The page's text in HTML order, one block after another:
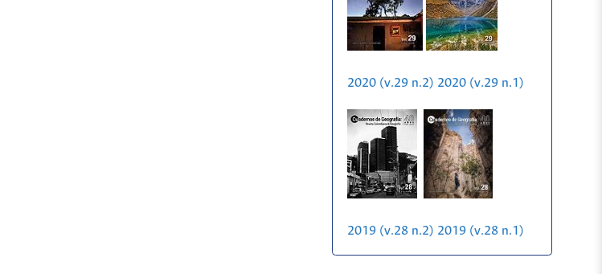
2020 (v.29 n.2) 2020 (v.29 n.1)
2019 (v.28 n.2) 2019 (v.28 n.1)